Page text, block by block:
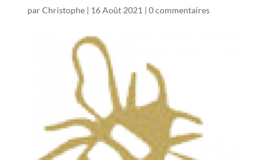
parChristophe| 16 Août 2021| 0 commentaires